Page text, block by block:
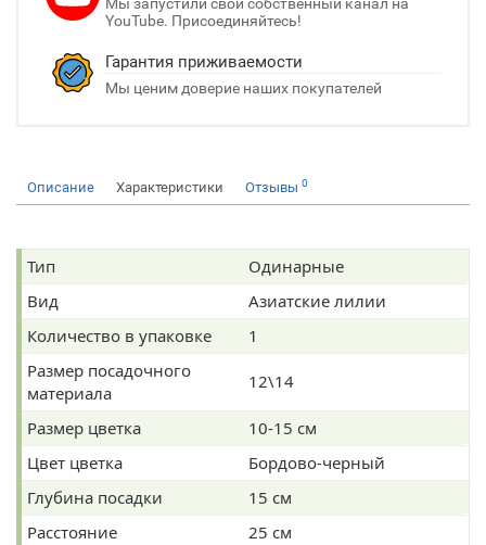
Мы запустили свой собственный канал на
YouTube. Присоединяйтесь!
Гарантия приживаемости
Мы ценим доверие наших покупателей
Описание Характеристики Отзывы 0
Тип
Одинарные
Вид
Азиатские лилии
Количество в упаковке
1
Размер посадочного
материала
12\14
Размер цветка
10-15 см
Цвет цветка
Бордово-черный
Глубина посадки
15 см
Расстояние
25 см